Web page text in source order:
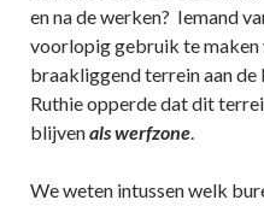
en na de werken? Iemand
voorlopig gebruik te maken
braakliggend terrein aan
Ruthie opperde dat dit
blijvenals werfzone.
We weten intussen welk